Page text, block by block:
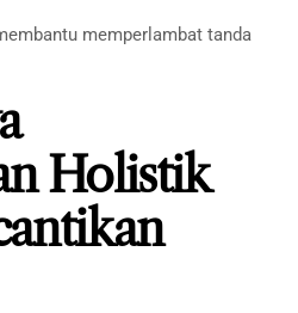
memperlambat tanda
Holistik